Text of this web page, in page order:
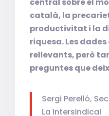
català, la
productivitat i la
riquesa. Les
rellevants, però
preguntes que
Sergi Perelló,
La Intersindical